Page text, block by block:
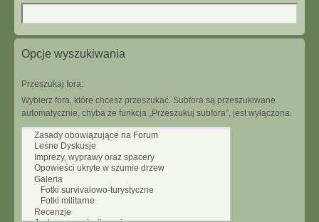
Opcje wyszukiwania
Przeszukaj fora:
Wybierz fora, które chcesz przeszukać. Subfora są przeszukiwane
automatycznie, chyba że funkcja „Przeszukuj subfora”, jest wyłączona.